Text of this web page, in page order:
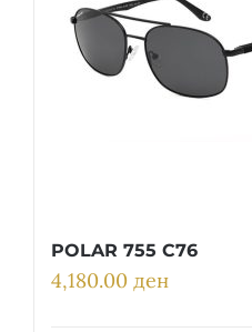
POLAR 755 C76
4,180.00 ден